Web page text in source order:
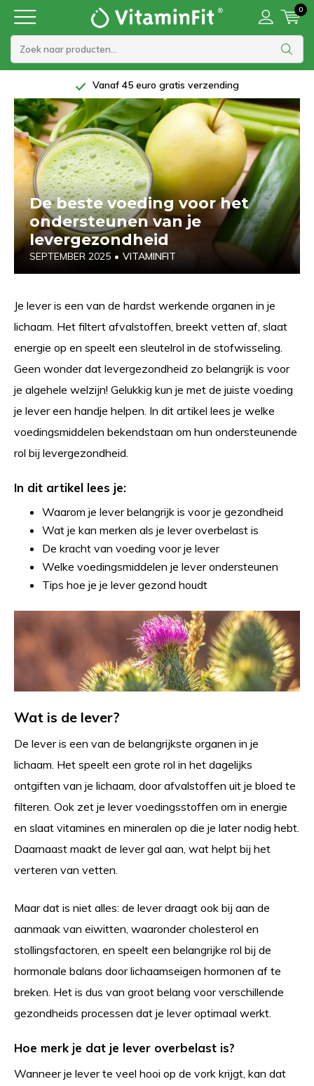
0
5 Sterren beoordeling bij Trustpilot
De beste voeding voor het
ondersteunen van je
levergezondheid
SEPTEMBER 2025 • VITAMINFIT
Je lever is een van de hardst werkende organen in je
lichaam. Het filtert afvalstoffen, breekt vetten af, slaat
energie op en speelt een sleutelrol in de stofwisseling.
Geen wonder dat levergezondheid zo belangrijk is voor
je algehele welzijn! Gelukkig kun je met de juiste voeding
je lever een handje helpen. In dit artikel lees je welke
voedingsmiddelen bekendstaan om hun ondersteunende
rol bij levergezondheid.
In dit artikel lees je:
Waarom je lever belangrijk is voor je gezondheid
Wat je kan merken als je lever overbelast is
De kracht van voeding voor je lever
Welke voedingsmiddelen je lever ondersteunen
Tips hoe je je lever gezond houdt
Wat is de lever?
De lever is een van de belangrijkste organen in je
lichaam. Het speelt een grote rol in het dagelijks
ontgiften van je lichaam, door afvalstoffen uit je bloed te
filteren. Ook zet je lever voedingsstoffen om in energie
en slaat vitamines en mineralen op die je later nodig hebt.
Daarnaast maakt de lever gal aan, wat helpt bij het
verteren van vetten.
Maar dat is niet alles: de lever draagt ook bij aan de
aanmaak van eiwitten, waaronder cholesterol en
stollingsfactoren, en speelt een belangrijke rol bij de
hormonale balans door lichaamseigen hormonen af te
breken. Het is dus van groot belang voor verschillende
gezondheids processen dat je lever optimaal werkt.
Hoe merk je dat je lever overbelast is?
Wanneer je lever te veel hooi op de vork krijgt, kan dat